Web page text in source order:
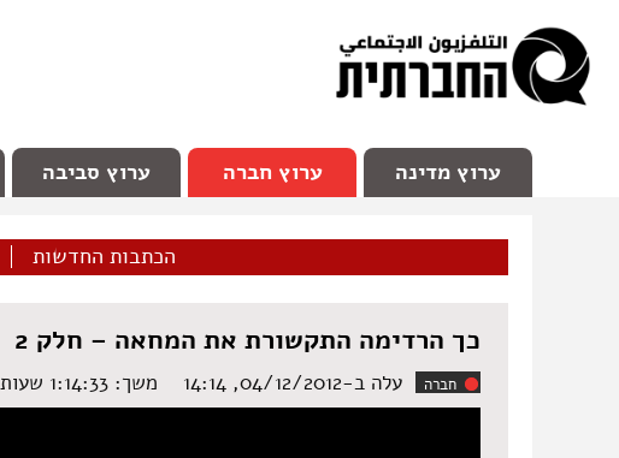
ערוץ מדינה ערוץ חברה ערוץ סביבה
הכתבות החדשות
כך הרדימה התקשורת את המחאה – חלק 2
חברה עלה ב-04/12/2012, 14:14 משך: ‏1:14:33 שעות